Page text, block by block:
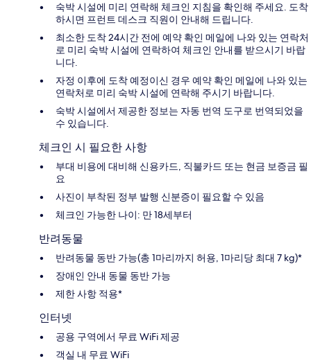
숙박 시설에 미리 연락해 체크인 지침을 확인해 주세요. 도착
하시면 프런트 데스크 직원이 안내해 드립니다.
최소한 도착 24시간 전에 예약 확인 메일에 나와 있는 연락처
로 미리 숙박 시설에 연락하여 체크인 안내를 받으시기 바랍
니다.
자정 이후에 도착 예정이신 경우 예약 확인 메일에 나와 있는
연락처로 미리 숙박 시설에 연락해 주시기 바랍니다.
숙박 시설에서 제공한 정보는 자동 번역 도구로 번역되었을
수 있습니다.
체크인 시 필요한 사항
부대 비용에 대비해 신용카드, 직불카드 또는 현금 보증금 필
요
사진이 부착된 정부 발행 신분증이 필요할 수 있음
체크인 가능한 나이: 만 18세부터
반려동물
반려동물 동반 가능(총 1마리까지 허용, 1마리당 최대 7 kg)*
장애인 안내 동물 동반 가능
제한 사항 적용*
인터넷
공용 구역에서 무료 WiFi 제공
객실 내 무료 WiFi